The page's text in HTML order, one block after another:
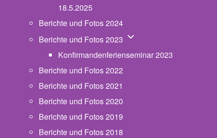
18.5.2025
Berichte und Fotos 2024
Berichte und Fotos 2023 Unternavigation von
Konfirmandenferienseminar 2023
Berichte und Fotos 2022
Berichte und Fotos 2021
Berichte und Fotos 2020
Berichte und Fotos 2019
Berichte und Fotos 2018